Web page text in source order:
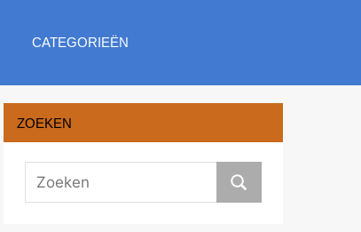
CATEGORIEËN
ZOEKEN